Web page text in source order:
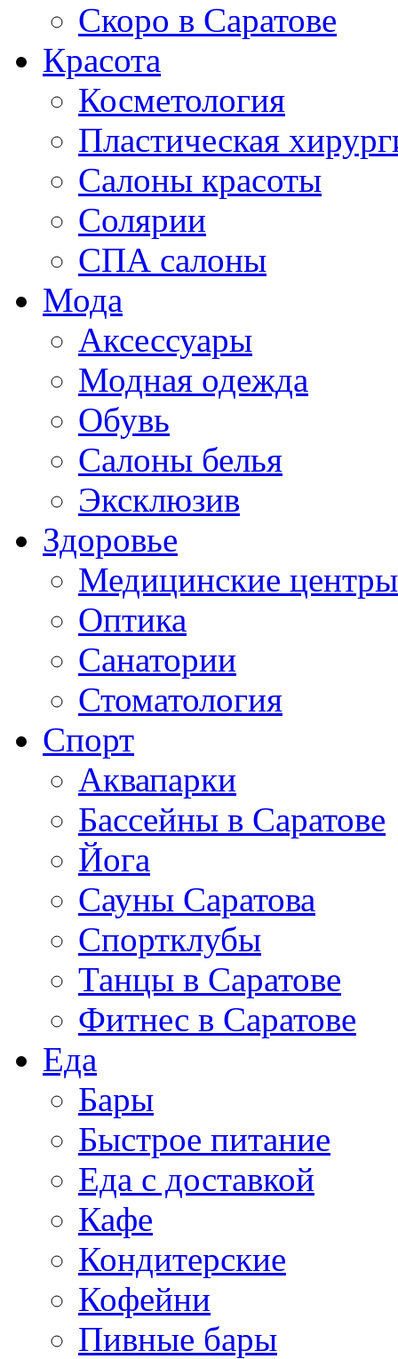
Скоро в Саратове
Красота
Косметология
Пластическая
Салоны красоты
Солярии
СПА салоны
Мода
Аксессуары
Модная одежда
Обувь
Салоны белья
Эксклюзив
Здоровье
Медицинские центры
Оптика
Санатории
Стоматология
Спорт
Аквапарки
Бассейны в Саратове
Йога
Сауны Саратова
Спортклубы
Танцы в Саратове
Фитнес в Саратове
Еда
Бары
Быстрое питание
Еда с доставкой
Кафе
Кондитерские
Кофейни
Пивные бары